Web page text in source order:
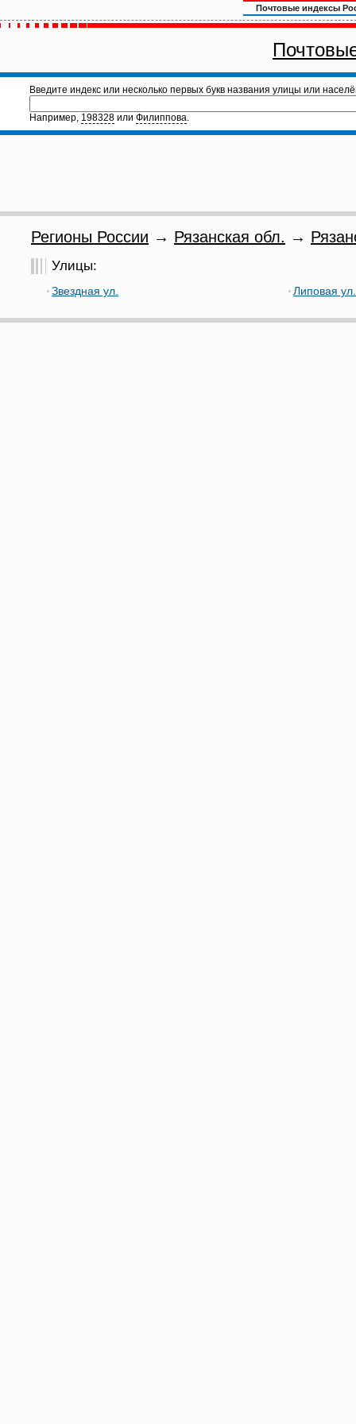
Почтовые индексы
Введите индекс или несколько первых букв названия улицы или
Например, 198328 или Филиппова.
Регионы России → Рязанская обл. →
Улицы:
Звездная ул. Липовая ул.